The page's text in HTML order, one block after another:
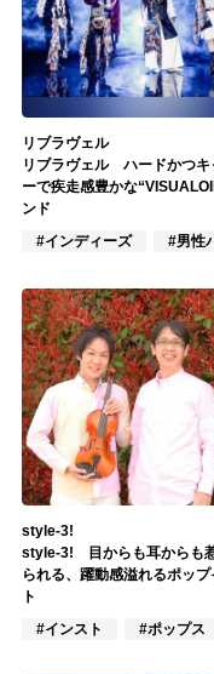
リブラヴェル
リブラヴェル ハードかつキ
ーで疾走感豊かな
ンド
#インディーズ
#男性
style-3!
style-3! 目からも耳からも
られる、躍動感溢れるポップ
ト
#インスト
#ポップス